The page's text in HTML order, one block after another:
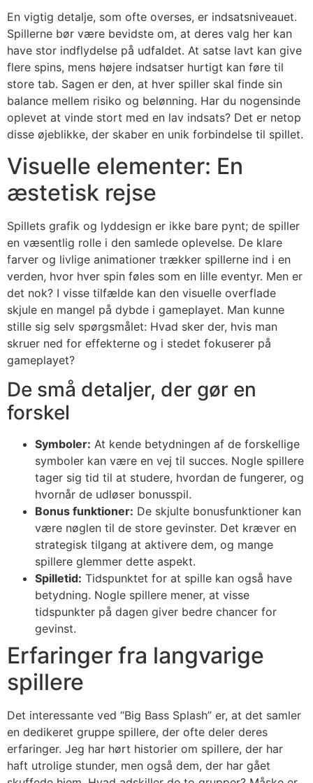
En vigtig detalje, som ofte overses, er indsatsniveauet.
Spillerne bør være bevidste om, at deres valg her kan
have stor indflydelse på udfaldet. At satse lavt kan give
flere spins, mens højere indsatser hurtigt kan føre til
store tab. Sagen er den, at hver spiller skal finde sin
balance mellem risiko og belønning. Har du nogensinde
oplevet at vinde stort med en lav indsats? Det er netop
disse øjeblikke, der skaber en unik forbindelse til spillet.
Visuelle elementer: En
æstetisk rejse
Spillets grafik og lyddesign er ikke bare pynt; de spiller
en væsentlig rolle i den samlede oplevelse. De klare
farver og livlige animationer trækker spillerne ind i en
verden, hvor hver spin føles som en lille eventyr. Men er
det nok? I visse tilfælde kan den visuelle overflade
skjule en mangel på dybde i gameplayet. Man kunne
stille sig selv spørgsmålet: Hvad sker der, hvis man
skruer ned for effekterne og i stedet fokuserer på
gameplayet?
De små detaljer, der gør en
forskel
Symboler: At kende betydningen af de forskellige
symboler kan være en vej til succes. Nogle spillere
tager sig tid til at studere, hvordan de fungerer, og
hvornår de udløser bonusspil.
Bonus funktioner: De skjulte bonusfunktioner kan
være nøglen til de store gevinster. Det kræver en
strategisk tilgang at aktivere dem, og mange
spillere glemmer dette aspekt.
Spilletid: Tidspunktet for at spille kan også have
betydning. Nogle spillere mener, at visse
tidspunkter på dagen giver bedre chancer for
gevinst.
Erfaringer fra langvarige
spillere
Det interessante ved “Big Bass Splash” er, at det samler
en dedikeret gruppe spillere, der ofte deler deres
erfaringer. Jeg har hørt historier om spillere, der har
haft utrolige stunder, men også dem, der har gået